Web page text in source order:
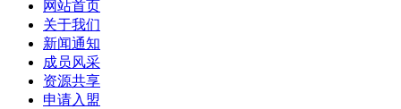
网站首页
关于我们
新闻通知
成员风采
资源共享
申请入盟